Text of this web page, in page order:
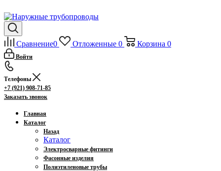
Сравнение0 Отложенные 0 Корзина 0
Войти
Телефоны
+7 (921) 908-71-85
Заказать звонок
Главная
Каталог
Назад
Каталог
Электросварные фитинги
Фасонные изделия
Полиэтиленовые трубы